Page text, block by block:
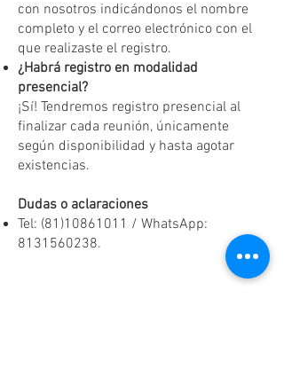
con nosotros indicándonos el nombre
completo y el correo electrónico con el
que realizaste el registro.
¿Habrá registro en modalidad
presencial?
¡Sí! Tendremos registro presencial al
finalizar cada reunión, únicamente
según disponibilidad y hasta agotar
existencias.
Dudas o aclaraciones
Tel: (81)10861011 / WhatsApp:
8131560238.